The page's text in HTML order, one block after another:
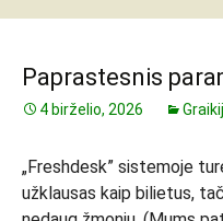
Paprastesnis
4 birželio, 2026
„Freshdesk” sistemoje
užklausas kaip bilietus,